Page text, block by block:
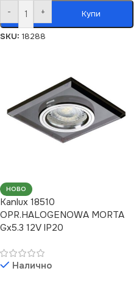
- + Купи
SKU: 18288
НОВО
Kanlux 18510
OPR.HALOGENOWA MORTA
Gx5.3 12V IP20
Налично